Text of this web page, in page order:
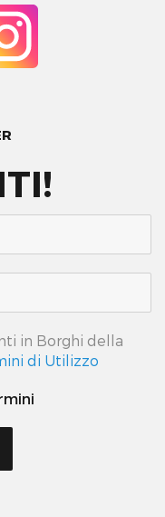
in Borghi della
di Utilizzo